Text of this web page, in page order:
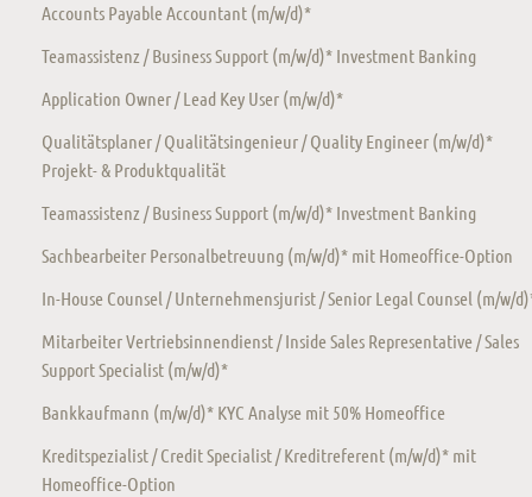
Accounts Payable Accountant (m/w/d)*
Teamassistenz / Business Support (m/w/d)* Investment Banking
Application Owner / Lead Key User (m/w/d)*
Qualitätsplaner / Qualitätsingenieur / Quality Engineer (m/w/d)*
Projekt- & Produktqualität
Teamassistenz / Business Support (m/w/d)* Investment Banking
Sachbearbeiter Personalbetreuung (m/w/d)* mit Homeoffice-Option
In-House Counsel / Unternehmensjurist / Senior Legal Counsel (m/w/
Mitarbeiter Vertriebsinnendienst / Inside Sales Representative / Sales
Support Specialist (m/w/d)*
Bankkaufmann (m/w/d)* KYC Analyse mit 50% Homeoffice
Kreditspezialist / Credit Specialist / Kreditreferent (m/w/d)* mit
Homeoffice-Option